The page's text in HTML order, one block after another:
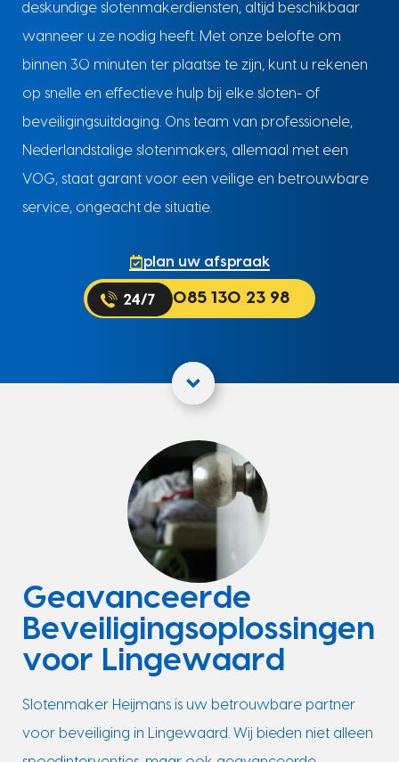
deskundige slotenmakerdiensten, altijd beschikbaar
wanneer u ze nodig heeft. Met onze belofte om
binnen 30 minuten ter plaatse te zijn, kunt u rekenen
op snelle en effectieve hulp bij elke sloten- of
beveiligingsuitdaging. Ons team van professionele,
Nederlandstalige slotenmakers, allemaal met een
VOG, staat garant voor een veilige en betrouwbare
service, ongeacht de situatie.
plan uw afspraak
085 130 23 98
Geavanceerde
Beveiligingsoplossingen
voor Lingewaard
Slotenmaker Heijmans is uw betrouwbare partner
voor beveiliging in Lingewaard. Wij bieden niet alleen